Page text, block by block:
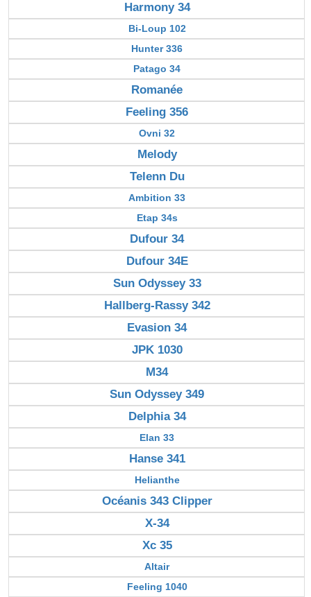
Harmony 34
Bi-Loup 102
Hunter 336
Patago 34
Romanée
Feeling 356
Ovni 32
Melody
Telenn Du
Ambition 33
Etap 34s
Dufour 34
Dufour 34E
Sun Odyssey 33
Hallberg-Rassy 342
Evasion 34
JPK 1030
M34
Sun Odyssey 349
Delphia 34
Elan 33
Hanse 341
Helianthe
Océanis 343 Clipper
X-34
Xc 35
Altair
Feeling 1040